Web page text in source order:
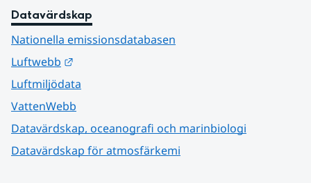
Datavärdskap
Nationella emissionsdatabasen
Luftwebb
Luftmiljödata
VattenWebb
Datavärdskap, oceanografi och marinbiologi
Datavärdskap för atmosfärkemi